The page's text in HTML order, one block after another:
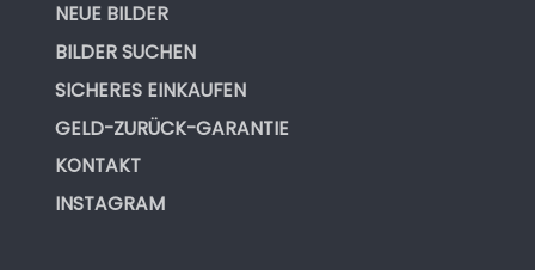
NEUE BILDER
BILDER SUCHEN
SICHERES EINKAUFEN
GELD-ZURÜCK-GARANTIE
KONTAKT
INSTAGRAM